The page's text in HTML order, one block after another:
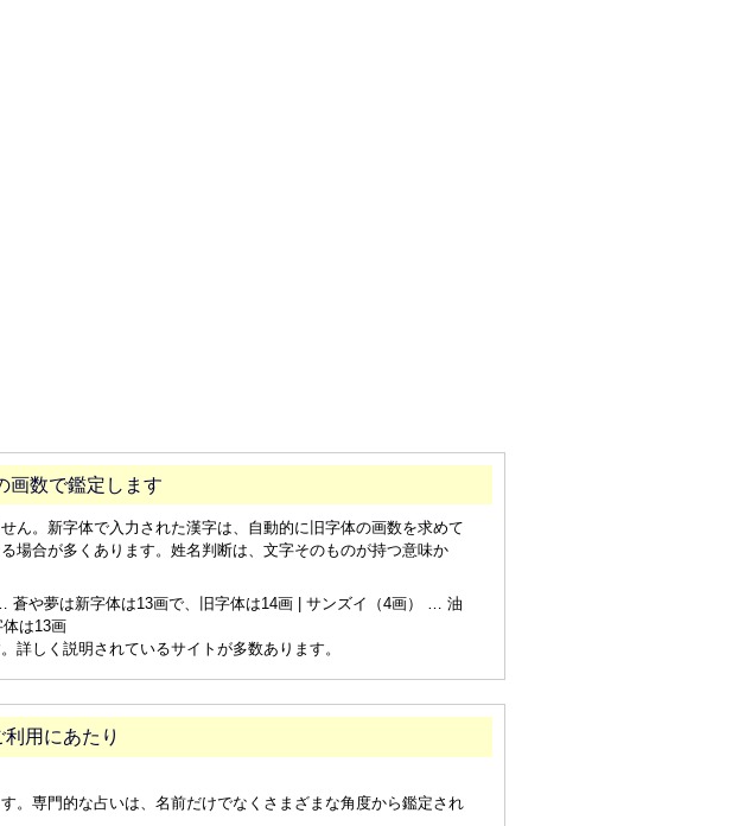
画数で鑑定します
ん。新字体で入力された漢字は、自動的に旧字体の画数を求めて
場合が多くあります。姓名判断は、文字そのものが持つ意味か
や夢は新字体は13画で、旧字体は14画 | サンズイ（4画） … 油
は13画
詳しく説明されているサイトが多数あります。
用にあたり
。専門的な占いは、名前だけでなくさまざまな角度から鑑定され